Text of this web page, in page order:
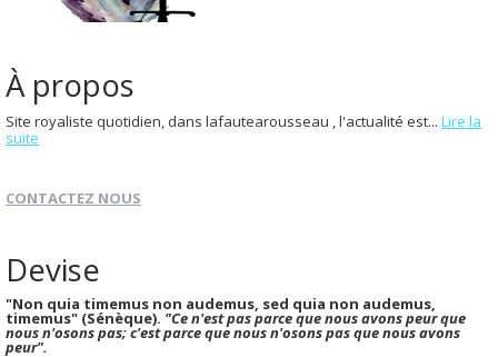
À propos
Site royaliste quotidien, dans lafautearousseau , l'actualité est... Lire la
suite
CONTACTEZ NOUS
Devise
"Non quia timemus non audemus, sed quia non audemus,
timemus" (Sénèque). "Ce n'est pas parce que nous avons peur que
nous n'osons pas; c'est parce que nous n'osons pas que nous avons
peur".